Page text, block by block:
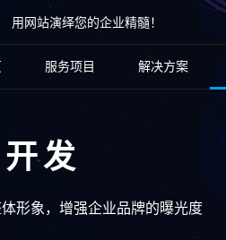
用网站演绎您的企业精髓！
服务项目 解决方案
发
形象，增强企业品牌的曝光度